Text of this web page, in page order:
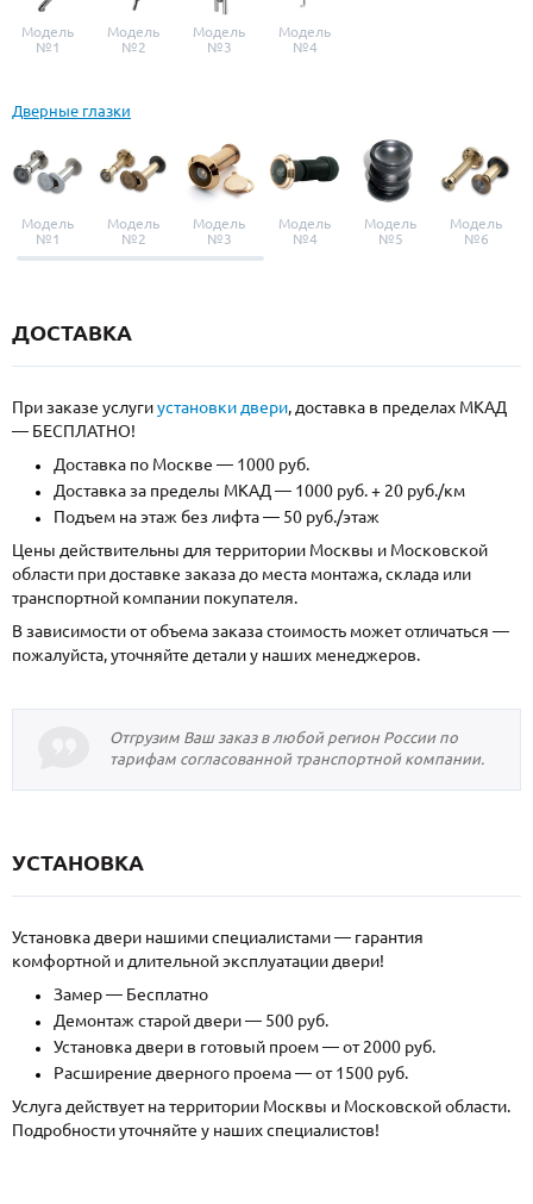
Модель
№1
Модель
№2
Модель
№3
Модель
№4
Дверные глазки
Модель
№1
Модель
№2
Модель
№3
Модель
№4
Модель
№5
Модель
№6
ДОСТАВКА
При заказе услугиустановки двери, доставка в пределах МКАД
— БЕСПЛАТНО!
Доставка по Москве — 1000 руб.
Доставка за пределы МКАД — 1000 руб. + 20 руб./км
Подъем на этаж без лифта — 50 руб./этаж
Цены действительны для территории Москвы и Московской
области при доставке заказа до места монтажа, склада или
транспортной компании покупателя.
В зависимости от объема заказа стоимость может отличаться —
пожалуйста, уточняйте детали у наших менеджеров.
Отгрузим Ваш заказ в любой регион России по
тарифам согласованной транспортной компании.
УСТАНОВКА
Установка двери нашими специалистами — гарантия
комфортной и длительной эксплуатации двери!
Замер — Бесплатно
Демонтаж старой двери — 500 руб.
Установка двери в готовый проем — от 2000 руб.
Расширение дверного проема — от 1500 руб.
Услуга действует на территории Москвы и Московской области.
Подробности уточняйте у наших специалистов!